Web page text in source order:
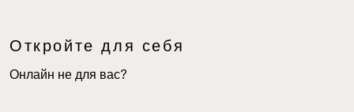
Откройте для себя
Онлайн не для вас?